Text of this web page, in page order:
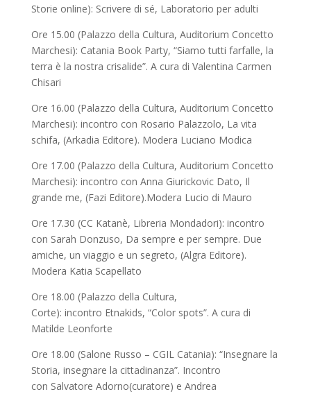
Storie online): Scrivere di sé, Laboratorio per adulti
Ore 15.00 (Palazzo della Cultura, Auditorium Concetto
Marchesi): Catania Book Party, “Siamo tutti farfalle, la
terra è la nostra crisalide”. A cura di Valentina Carmen
Chisari
Ore 16.00 (Palazzo della Cultura, Auditorium Concetto
Marchesi): incontro con Rosario Palazzolo, La vita
schifa, (Arkadia Editore). Modera Luciano Modica
Ore 17.00 (Palazzo della Cultura, Auditorium Concetto
Marchesi): incontro con Anna Giurickovic Dato, Il
grande me, (Fazi Editore).Modera Lucio di Mauro
Ore 17.30 (CC Katanè, Libreria Mondadori): incontro
con Sarah Donzuso, Da sempre e per sempre. Due
amiche, un viaggio e un segreto, (Algra Editore).
Modera Katia Scapellato
Ore 18.00 (Palazzo della Cultura,
Corte): incontro Etnakids, “Color spots”. A cura di
Matilde Leonforte
Ore 18.00 (Salone Russo – CGIL Catania): “Insegnare la
Storia, insegnare la cittadinanza”. Incontro
con Salvatore Adorno(curatore) e Andrea